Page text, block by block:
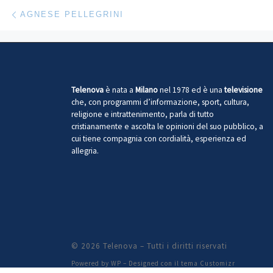
Navigazione articoli
AGNESE PELLEGRINI
Telenovaè nata a Milanonel 1978 ed è unatelevisione
che, con programmi d’informazione, sport, cultura,
religione e intrattenimento, parla di tutto
cristianamente e ascolta le opinioni del suo pubblico, a
cui tiene compagnia con cordialità, esperienza ed
allegria.
© 2026 Telenova – Tutti i diritti riservati
Powered by WP – Designed con il tema Customizr